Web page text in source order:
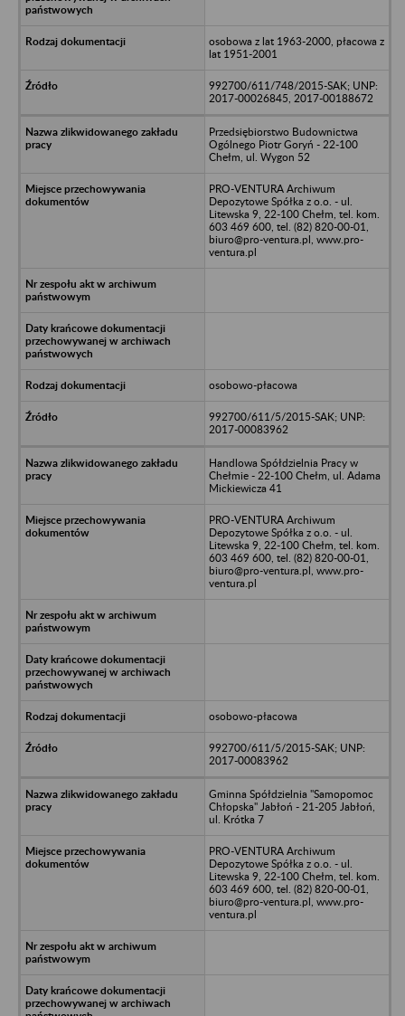
osobowa z lat 1963-2000, płacowa z
lat 1951-2001
992700/611/748/2015-SAK; UNP:
2017-00026845, 2017-00188672
Przedsiębiorstwo Budownictwa
Ogólnego Piotr Goryń - 22-100
Chełm, ul. Wygon 52
PRO-VENTURA Archiwum
Depozytowe Spółka z o.o. - ul.
Litewska 9, 22-100 Chełm, tel. kom.
603 469 600, tel. (82) 820-00-01,
biuro@pro-ventura.pl, www.pro-
ventura.pl
osobowo-płacowa
992700/611/5/2015-SAK; UNP:
2017-00083962
Handlowa Spółdzielnia Pracy w
Chełmie - 22-100 Chełm, ul. Adama
Mickiewicza 41
PRO-VENTURA Archiwum
Depozytowe Spółka z o.o. - ul.
Litewska 9, 22-100 Chełm, tel. kom.
603 469 600, tel. (82) 820-00-01,
biuro@pro-ventura.pl, www.pro-
ventura.pl
osobowo-płacowa
992700/611/5/2015-SAK; UNP:
2017-00083962
Gminna Spółdzielnia "Samopomoc
Chłopska" Jabłoń - 21-205 Jabłoń,
ul. Krótka 7
PRO-VENTURA Archiwum
Depozytowe Spółka z o.o. - ul.
Litewska 9, 22-100 Chełm, tel. kom.
603 469 600, tel. (82) 820-00-01,
biuro@pro-ventura.pl, www.pro-
ventura.pl